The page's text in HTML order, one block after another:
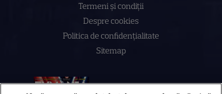
Termeni și condiții
Despre cookies
Politica de confidenţialitate
Sitemap